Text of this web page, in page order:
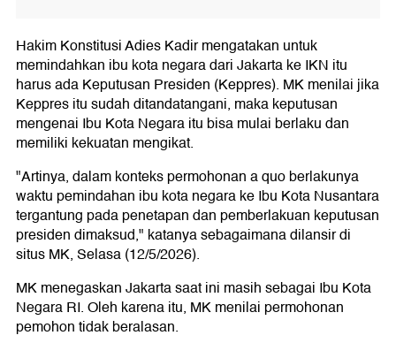
Hakim Konstitusi Adies Kadir mengatakan untuk
memindahkan ibu kota negara dari Jakarta ke IKN itu
harus ada Keputusan Presiden (Keppres). MK menilai jika
Keppres itu sudah ditandatangani, maka keputusan
mengenai Ibu Kota Negara itu bisa mulai berlaku dan
memiliki kekuatan mengikat.
"Artinya, dalam konteks permohonan a quo berlakunya
waktu pemindahan ibu kota negara ke Ibu Kota Nusantara
tergantung pada penetapan dan pemberlakuan keputusan
presiden dimaksud," katanya sebagaimana dilansir di
situs MK, Selasa (12/5/2026).
MK menegaskan Jakarta saat ini masih sebagai Ibu Kota
Negara RI. Oleh karena itu, MK menilai permohonan
pemohon tidak beralasan.